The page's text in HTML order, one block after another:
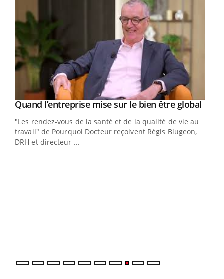
Youtube
Quand l’entreprise mise sur le bien être global
"Les rendez-vous de la santé et de la qualité de vie au
travail" de Pourquoi Docteur reçoivent Régis Blugeon,
DRH et directeur ...